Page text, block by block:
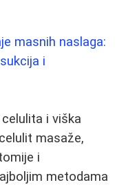
masnih naslaga:
i
i viška
masaže,
i
metodama